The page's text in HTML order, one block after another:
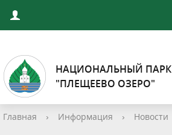
НАЦИОНАЛЬНЫЙ ПАРК
"ПЛЕЩЕЕВО ОЗЕРО"
Главная › Информация › Новости